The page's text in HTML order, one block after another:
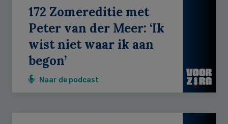
172 Zomereditie met
Peter van der Meer: ‘Ik
wist niet waar ik aan
begon’
Naar de podcast